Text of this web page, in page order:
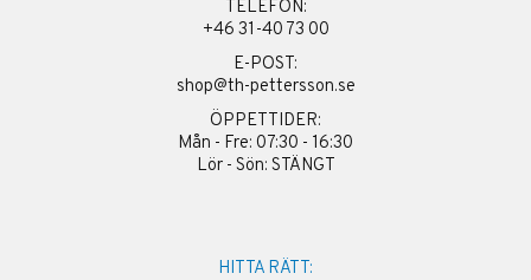
TELEFON:
+46 31-40 73 00
E-POST:
shop@th-pettersson.se
ÖPPETTIDER:
Mån - Fre: 07:30 - 16:30
Lör - Sön: STÄNGT
HITTA RÄTT: